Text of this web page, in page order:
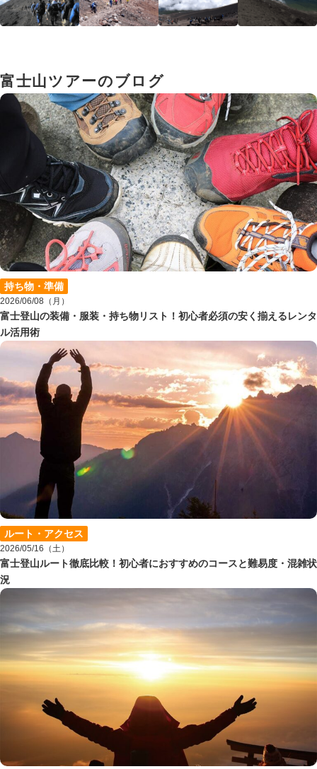
富士山ツアーのブログ
持ち物・準備
2026/06/08（月）
富士登山の装備・服装・持ち物リスト！初心者必須の安く揃えるレンタ
ル活用術
ルート・アクセス
2026/05/16（土）
富士登山ルート徹底比較！初心者におすすめのコースと難易度・混雑状
況